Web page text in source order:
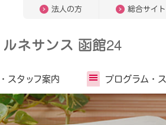
法人の方 総合サイ
ネサンス 函館24
スタッフ案内 プログラム・